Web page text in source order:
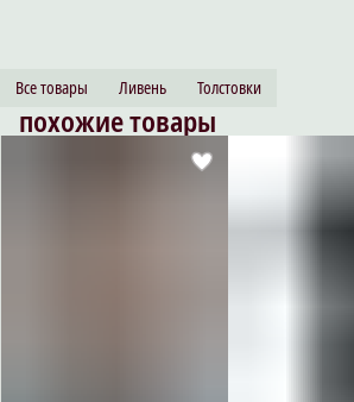
Все товары Ливень Толстовки
похожие товары